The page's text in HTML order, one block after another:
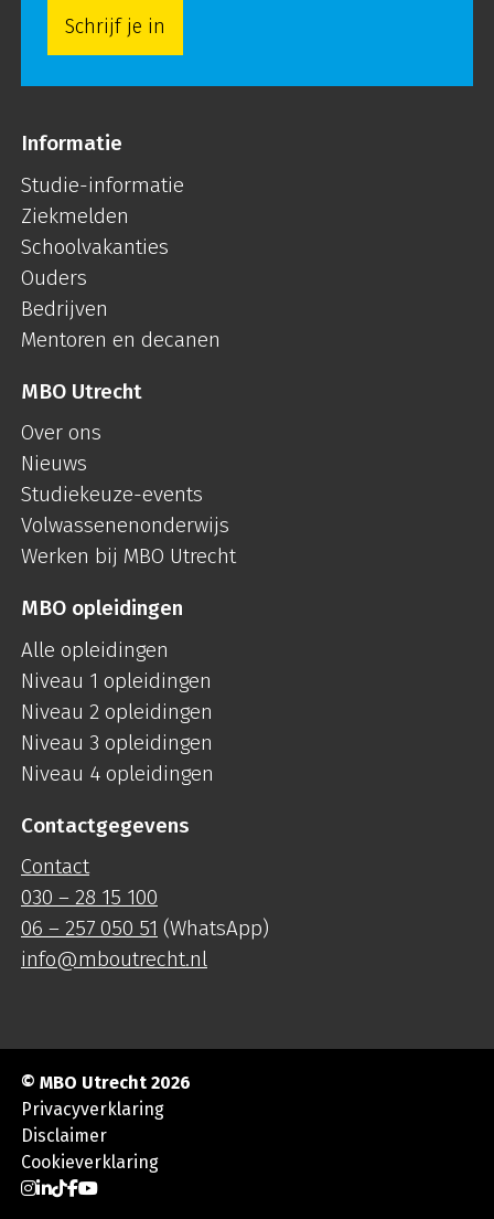
Schrijf je in
Informatie
Studie-informatie
Ziekmelden
Schoolvakanties
Ouders
Bedrijven
Mentoren en decanen
MBO Utrecht
Over ons
Nieuws
Studiekeuze-events
Volwassenenonderwijs
Werken bij MBO Utrecht
MBO opleidingen
Alle opleidingen
Niveau 1 opleidingen
Niveau 2 opleidingen
Niveau 3 opleidingen
Niveau 4 opleidingen
Contactgegevens
Contact
030 – 28 15 100
06 – 257 050 51 (WhatsApp)
info@mboutrecht.nl
© MBO Utrecht 2026
Privacyverklaring
Disclaimer
Cookieverklaring
Ga naar Instagram
Ga naar LinkedIn
Ga naar TikTok
Ga naar Facebook
Ga naar YouTube